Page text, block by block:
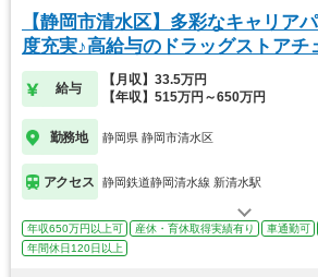
【静岡市清水区】多彩なキャリア
度充実♪高給与のドラッグストア
給与
【月収】33.5万円
【年収】515万円～650万円
勤務地 静岡県 静岡市清水区
アクセス 静岡鉄道静岡清水線 新清水駅
年収650万円以上可 産休・育休取得実績有り 車通勤可
年間休日120日以上